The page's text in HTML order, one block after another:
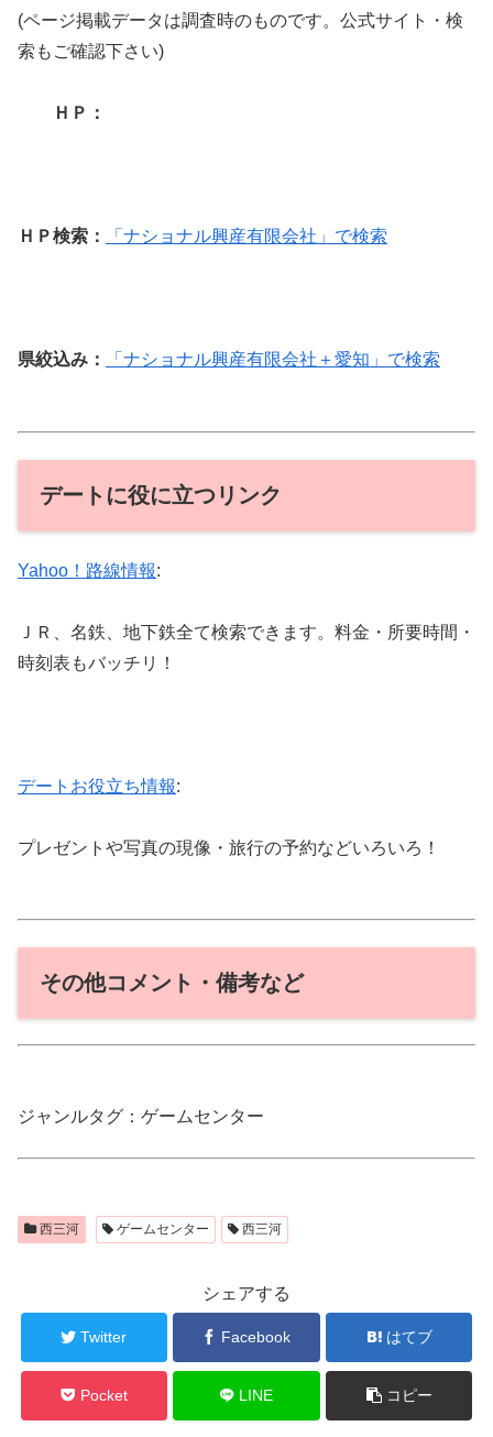
(ページ掲載データは調査時のものです。公式サイト・検
索もご確認下さい)
ＨＰ：
ＨＰ検索： 「ナショナル興産有限会社」で検索
県絞込み： 「ナショナル興産有限会社＋愛知」で検索
デートに役に立つリンク
Yahoo！路線情報:
ＪＲ、名鉄、地下鉄全て検索できます。料金・所要時間・
時刻表もバッチリ！
デートお役立ち情報:
プレゼントや写真の現像・旅行の予約などいろいろ！
その他コメント・備考など
ジャンルタグ：ゲームセンター
西三河 ゲームセンター 西三河
シェアする
Twitter Facebook はてブ
Pocket LINE コピー